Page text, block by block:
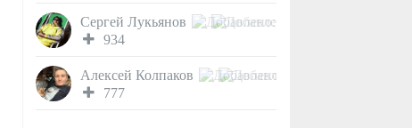
Сергей Лукьянов
934
Алексей Колпаков
777